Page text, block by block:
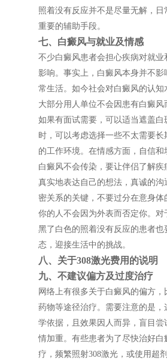
照着没有反应并不是尽量无解，日
重要的辅助手段。
七、白癜风与就业及情感
不少白癜风患者会担心疾病对就业
影响。事实上，白癜风本身并不影
常生活。如今社会对白癜风的认知
大部分用人单位不会因患有白癜风
如果有面试需要，可以适当遮盖白
时，可以考虑选择一些不太需要长
的工作环境。在情感方面，自信和
白癜风不会传染，要让伴侣了解疾
真实地表达自己的想法，真诚的沟
密关系的关键，不要过分在意身体
你的人不会因为外表而否定你。对
黑了白色的照着没有反应的患者也
态，迎接生活中的挑战。
八、关于308激光费用的说明
九、不建议偏方及过度治疗
网络上有很多关于白癜风的偏方，
药物等途径治疗。需要注意的是，
学依据，且效果因人而异，盲目尝
情加重。有些患者为了尽快治好白
疗，频繁照射308激光，或使用超